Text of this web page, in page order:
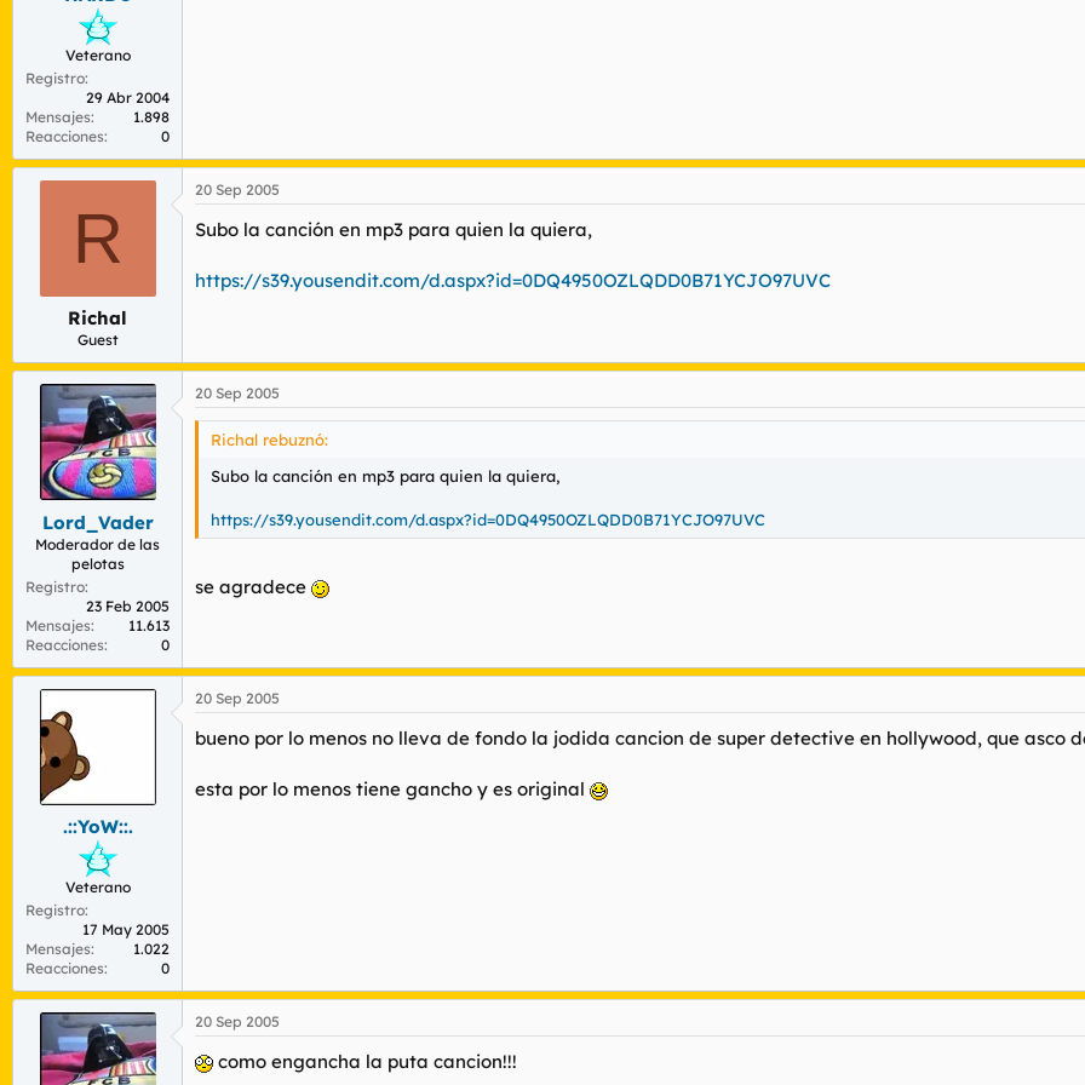
Veterano
Registro
29 Abr 2004
Mensajes
1.898
Reacciones
0
R
Richal
Guest
20 Sep 2005
Subo la canción en mp3 para quien la quiera,
https://s39.yousendit.com/d.aspx?id=0DQ4950OZLQDD0B71YCJO97UVC
Lord_Vader
Moderador de las
pelotas
Registro
23 Feb 2005
Mensajes
11.613
Reacciones
0
20 Sep 2005
Richal rebuznó:
Subo la canción en mp3 para quien la quiera,
https://s39.yousendit.com/d.aspx?id=0DQ4950OZLQDD0B71YCJO97UVC
se agradece
.::YoW::.
Veterano
Registro
17 May 2005
Mensajes
1.022
Reacciones
0
20 Sep 2005
bueno por lo menos no lleva de fondo la jodida cancion de super detective en hollywood, que asco
esta por lo menos tiene gancho y es original
20 Sep 2005
como engancha la puta cancion!!!